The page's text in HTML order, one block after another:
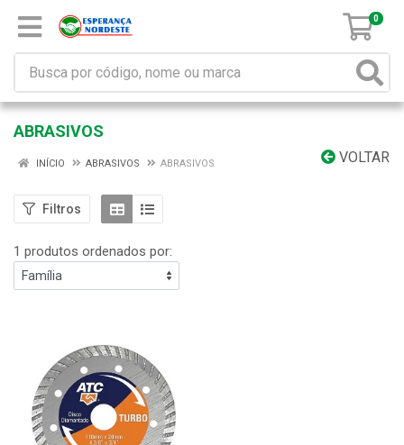
0
ABRASIVOS
VOLTAR
INÍCIO ABRASIVOS ABRASIVOS
Filtros
1 produtos ordenados por: